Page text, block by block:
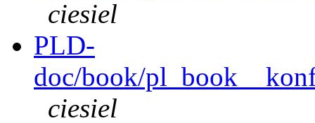
ciesiel
PLD-
doc/book/
ciesiel